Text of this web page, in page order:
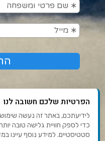
תנאי
הפרטיות שלכם חשובה לנו
כדי לספק חוויית גלישה טובה
סטטיסטיים. למידע נוסף עיינו